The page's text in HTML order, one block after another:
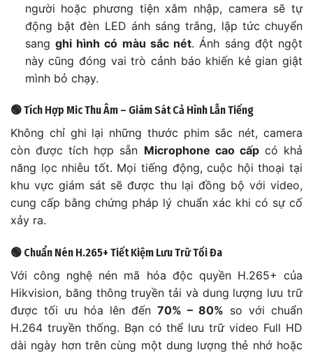
người hoặc phương tiện xâm nhập, camera sẽ tự
động bật đèn LED ánh sáng trắng, lập tức chuyển
sangghi hình có màu sắc nét. Ánh sáng đột ngột
này cũng đóng vai trò cảnh báo khiến kẻ gian giật
mình bỏ chạy.
🟢 Tích Hợp Mic Thu Âm – Giám Sát Cả Hình Lẫn Tiếng
Không chỉ ghi lại những thước phim sắc nét, camera
còn được tích hợp sẵn Microphone cao cấpcó khả
năng lọc nhiễu tốt. Mọi tiếng động, cuộc hội thoại tại
khu vực giám sát sẽ được thu lại đồng bộ với video,
cung cấp bằng chứng pháp lý chuẩn xác khi có sự cố
xảy ra.
🟢 Chuẩn Nén H.265+ Tiết Kiệm Lưu Trữ Tối Đa
Với công nghệ nén mã hóa độc quyền H.265+ của
Hikvision, băng thông truyền tải và dung lượng lưu trữ
được tối ưu hóa lên đến 70% – 80% so với chuẩn
H.264 truyền thống. Bạn có thể lưu trữ video Full HD
dài ngày hơn trên cùng một dung lượng thẻ nhớ hoặc